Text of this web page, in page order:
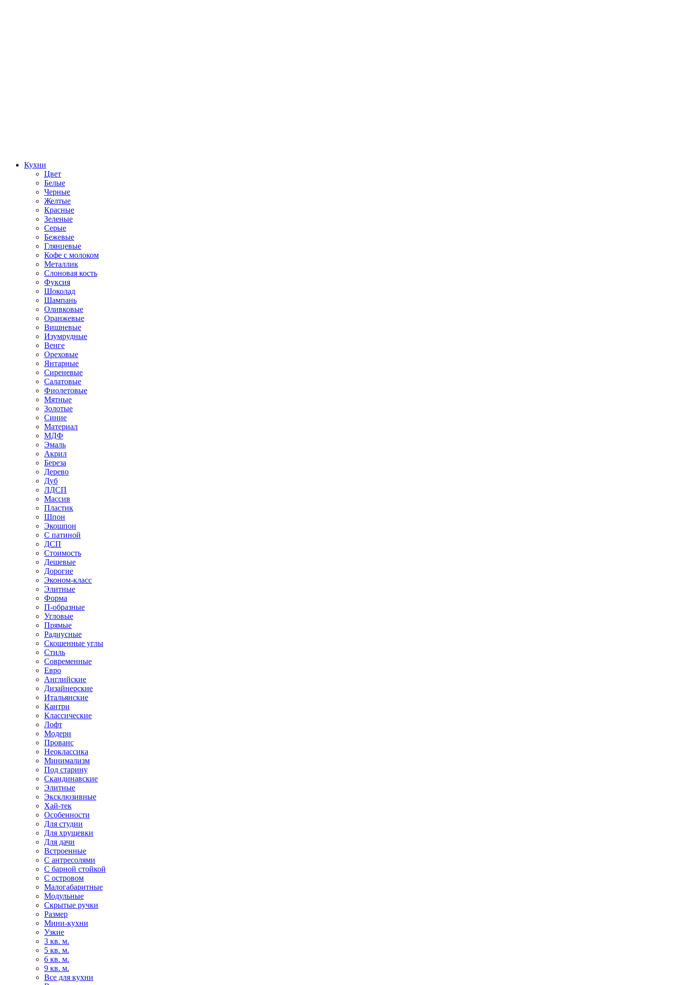
Кухни
Цвет
Белые
Черные
Желтые
Красные
Зеленые
Серые
Бежевые
Глянцевые
Кофе с молоком
Металлик
Слоновая кость
Фуксия
Шоколад
Шампань
Оливковые
Оранжевые
Вишневые
Изумрудные
Венге
Ореховые
Янтарные
Сиреневые
Салатовые
Фиолетовые
Мятные
Золотые
Синие
Материал
МДФ
Эмаль
Акрил
Береза
Дерево
Дуб
ЛДСП
Массив
Пластик
Шпон
Экошпон
С патиной
ДСП
Стоимость
Дешевые
Дорогие
Эконом-класс
Элитные
Форма
П-образные
Угловые
Прямые
Радиусные
Скошенные углы
Стиль
Современные
Евро
Английские
Дизайнерские
Итальянские
Кантри
Классические
Лофт
Модерн
Прованс
Неоклассика
Минимализм
Под старину
Скандинавские
Элитные
Эксклюзивные
Хай-тек
Особенности
Для студии
Для хрущевки
Для дачи
Встроенные
С антресолями
С барной стойкой
С островом
Малогабаритные
Модульные
Скрытые ручки
Размер
Мини-кухни
Узкие
3 кв. м.
5 кв. м.
6 кв. м.
9 кв. м.
Все для кухни